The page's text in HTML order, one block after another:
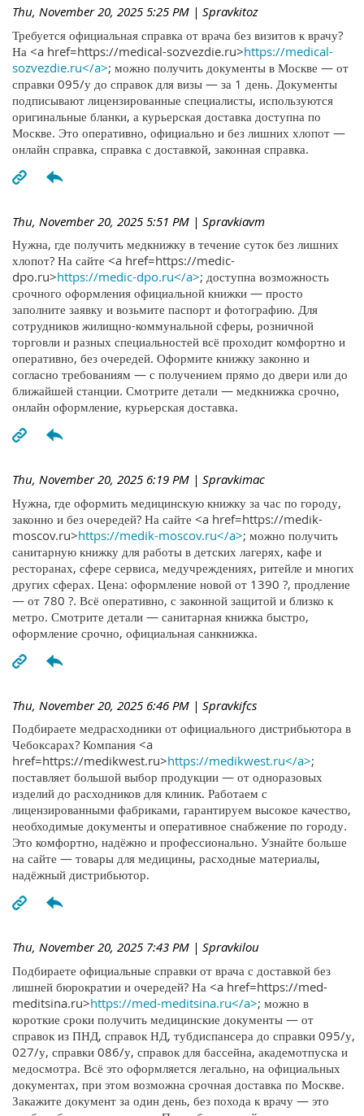
Thu, November 20, 2025 5:25 PM | Spravkitoz
Требуется официальная справка от врача без визитов к врачу?
На <a href=https://medical-sozvezdie.ru>https://medical-
sozvezdie.ru</a>; можно получить документы в Москве — от
справки 095/у до справок для визы — за 1 день. Документы
подписывают лицензированные специалисты, используются
оригинальные бланки, а курьерская доставка доступна по
Москве. Это оперативно, официально и без лишних хлопот —
онлайн справка, справка с доставкой, законная справка.
Thu, November 20, 2025 5:51 PM | Spravkiavm
Нужна, где получить медкнижку в течение суток без лишних
хлопот? На сайте <a href=https://medic-
dpo.ru>https://medic-dpo.ru</a>; доступна возможность
срочного оформления официальной книжки — просто
заполните заявку и возьмите паспорт и фотографию. Для
сотрудников жилищно-коммунальной сферы, розничной
торговли и разных специальностей всё проходит комфортно и
оперативно, без очередей. Оформите книжку законно и
согласно требованиям — с получением прямо до двери или до
ближайшей станции. Смотрите детали — медкнижка срочно,
онлайн оформление, курьерская доставка.
Thu, November 20, 2025 6:19 PM | Spravkimac
Нужна, где оформить медицинскую книжку за час по городу,
законно и без очередей? На сайте <a href=https://medik-
moscov.ru>https://medik-moscov.ru</a>; можно получить
санитарную книжку для работы в детских лагерях, кафе и
ресторанах, сфере сервиса, медучреждениях, ритейле и многих
других сферах. Цена: оформление новой от 1390 ?, продление
— от 780 ?. Всё оперативно, с законной защитой и близко к
метро. Смотрите детали — санитарная книжка быстро,
оформление срочно, официальная санкнижка.
Thu, November 20, 2025 6:46 PM | Spravkifcs
Подбираете медрасходники от официального дистрибьютора в
Чебоксарах? Компания <a
href=https://medikwest.ru>https://medikwest.ru</a>;
поставляет большой выбор продукции — от одноразовых
изделий до расходников для клиник. Работаем с
лицензированными фабриками, гарантируем высокое качество,
необходимые документы и оперативное снабжение по городу.
Это комфортно, надёжно и профессионально. Узнайте больше
на сайте — товары для медицины, расходные материалы,
надёжный дистрибьютор.
Thu, November 20, 2025 7:43 PM | Spravkilou
Подбираете официальные справки от врача с доставкой без
лишней бюрократии и очередей? На <a href=https://med-
meditsina.ru>https://med-meditsina.ru</a>; можно в
короткие сроки получить медицинские документы — от
справок из ПНД, справок НД, тубдиспансера до справки 095/у,
027/у, справки 086/у, справок для бассейна, академотпуска и
медосмотра. Всё это оформляется легально, на официальных
документах, при этом возможна срочная доставка по Москве.
Закажите документ за один день, без похода к врачу — это